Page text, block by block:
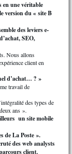
en une véritable
version du « site B
des leviers e-
SEO,
Nous allons
client en
d’achat… ? »
travail de
des types de
ans ».
un site mobile
de La Poste ».
des web analysts
client.